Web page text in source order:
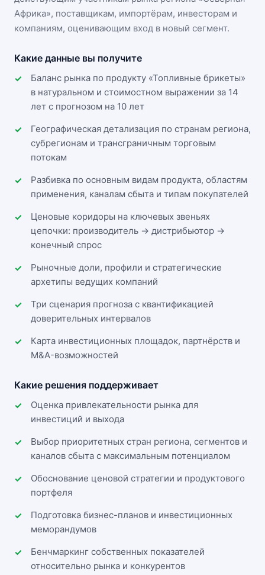
Африка», поставщикам, импортёрам, инвесторам и
компаниям, оценивающим вход в новый сегмент.
Какие данные вы получите
Баланс рынка по продукту «Топливные брикеты»
в натуральном и стоимостном выражении за 14
лет с прогнозом на 10 лет
Географическая детализация по странам региона,
субрегионам и трансграничным торговым
потокам
Разбивка по основным видам продукта, областям
применения, каналам сбыта и типам покупателей
Ценовые коридоры на ключевых звеньях
цепочки: производитель → дистрибьютор →
конечный спрос
Рыночные доли, профили и стратегические
архетипы ведущих компаний
Три сценария прогноза с квантификацией
доверительных интервалов
Карта инвестиционных площадок, партнёрств и
M&A-возможностей
Какие решения поддерживает
Оценка привлекательности рынка для
инвестиций и выхода
Выбор приоритетных стран региона, сегментов и
каналов сбыта с максимальным потенциалом
Обоснование ценовой стратегии и продуктового
портфеля
Подготовка бизнес-планов и инвестиционных
меморандумов
Бенчмаркинг собственных показателей
относительно рынка и конкурентов